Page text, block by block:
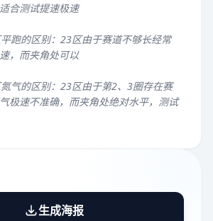
合测试提速极速
跑的区别：23区由于赛道不够长经常
，而夹角处可以
气的区别：23区由于第2、3圈存在赛
极速不准确，而夹角处绝对水平，测试
生成海报